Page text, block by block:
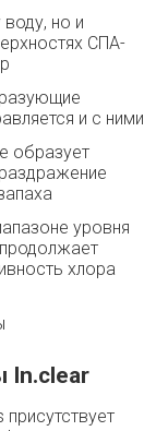
но и
СПА-
и с ними
образует
уровня
хлора
In.clear